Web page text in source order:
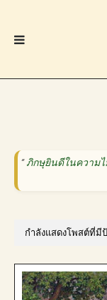
“ภิกษุยินดีในความ
กำลังแสดงโพสต์ที่มี